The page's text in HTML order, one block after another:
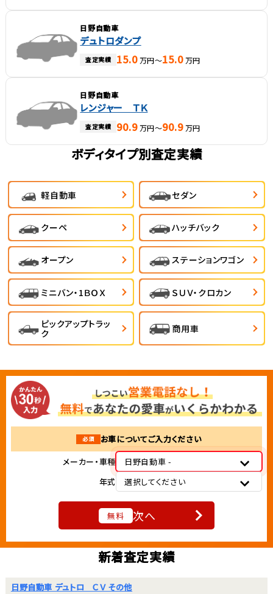
日野自動車
デュトロダンプ
査定実績 15.0万円～15.0万円
日野自動車
レンジャー ＴＫ
査定実績 90.9万円～90.9万円
ボディタイプ別査定実績
軽自動車 セダン
クーペ ハッチバック
オープン ステーションワゴン
ミニバン・1ＢＯＸ ＳＵＶ・クロカン
ピックアップトラッ
ク
商用車
必須
お車についてご入力ください
メーカー・車種
日野自動車 -
年式
選択してください
無料 次へ
新着査定実績
日野自動車 デュトロ ＣＶ その他